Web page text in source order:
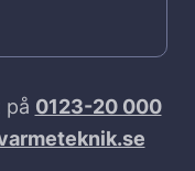
på 0123-20 000